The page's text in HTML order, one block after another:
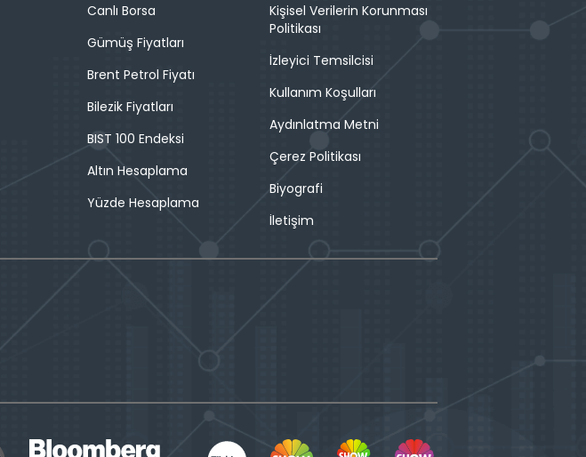
Canlı Borsa
Gümüş Fiyatları
Brent Petrol Fiyatı
Bilezik Fiyatları
BIST 100 Endeksi
Altın Hesaplama
Yüzde Hesaplama
Kişisel Verilerin Korunması
Politikası
İzleyici Temsilcisi
Kullanım Koşulları
Aydınlatma Metni
Çerez Politikası
Biyografi
İletişim